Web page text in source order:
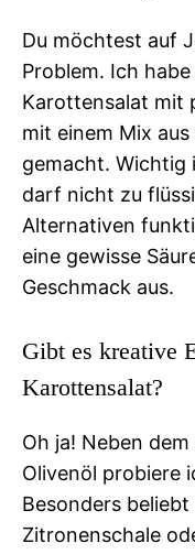
Du möchtest auf
Problem. Ich
Karottensalat mit
mit einem Mix
gemacht. Wichtig
darf nicht zu
Alternativen
eine gewisse
Geschmack aus.
Gibt es kreative
Karottensalat?
Oh ja! Neben
Olivenöl probiere
Besonders
Zitronenschale